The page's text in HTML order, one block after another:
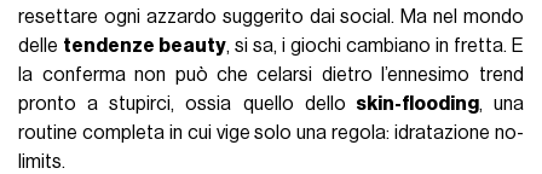
resettare ogni azzardo suggerito dai social. Ma nel mondo
delle tendenze beauty, si sa, i giochi cambiano in fretta. E
la conferma non può che celarsi dietro l’ennesimo trend
pronto a stupirci, ossia quello dello skin-flooding, una
routine completa in cui vige solo una regola: idratazione no-
limits.